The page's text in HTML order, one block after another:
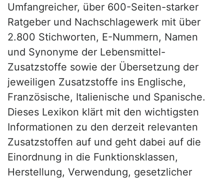
Umfangreicher, über 600-Seiten-starker
Ratgeber und Nachschlagewerk mit über
2.800 Stichworten, E-Nummern, Namen
und Synonyme der Lebensmittel-
Zusatzstoffe sowie der Übersetzung der
jeweiligen Zusatzstoffe ins Englische,
Französische, Italienische und Spanische.
Dieses Lexikon klärt mit den wichtigsten
Informationen zu den derzeit relevanten
Zusatzstoffen auf und geht dabei auf die
Einordnung in die Funktionsklassen,
Herstellung, Verwendung, gesetzlicher